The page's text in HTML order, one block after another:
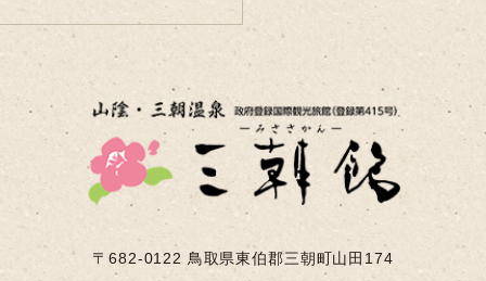
〒682-0122 鳥取県東伯郡三朝町山田174